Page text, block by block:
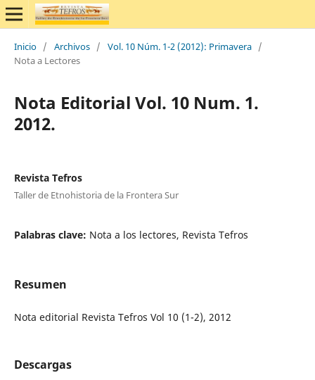
Inicio / Archivos / Vol. 10 Núm. 1-2 (2012): Primavera /
Nota a Lectores
Nota Editorial Vol. 10 Num. 1.
2012.
Revista Tefros
Taller de Etnohistoria de la Frontera Sur
Palabras clave: Nota a los lectores, Revista Tefros
Resumen
Nota editorial Revista Tefros Vol 10 (1-2), 2012
Descargas